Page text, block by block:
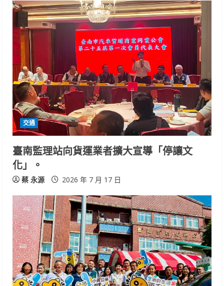
交通
臺南監理站向貨運業者擴大宣導「停讓文
化」。
蔡 永源 2026 年 7 月 17 日